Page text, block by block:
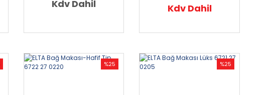
Kdv Dahil
Kdv Dahil
%25 %25